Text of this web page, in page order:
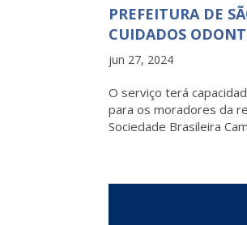
PREFEITURA DE
CUIDADOS
jun 27, 2024
O serviço terá
para os moradores da
Sociedade Brasileira